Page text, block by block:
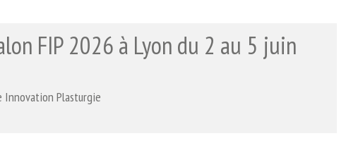
FIP 2026 à Lyon du 2 au 5 juin
Innovation Plasturgie